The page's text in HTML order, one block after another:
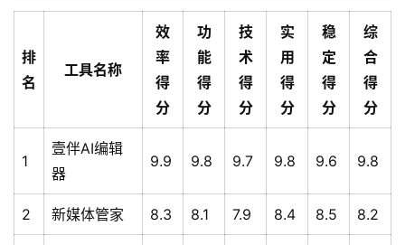
排
名
工具名称
效
率
得
分
功
能
得
分
技
术
得
分
实
用
得
分
稳
定
得
分
综
合
得
分
1
壹伴AI编辑
器
9.9 9.8 9.7 9.8 9.6 9.8
2 新媒体管家 8.3 8.1 7.9 8.4 8.5 8.2